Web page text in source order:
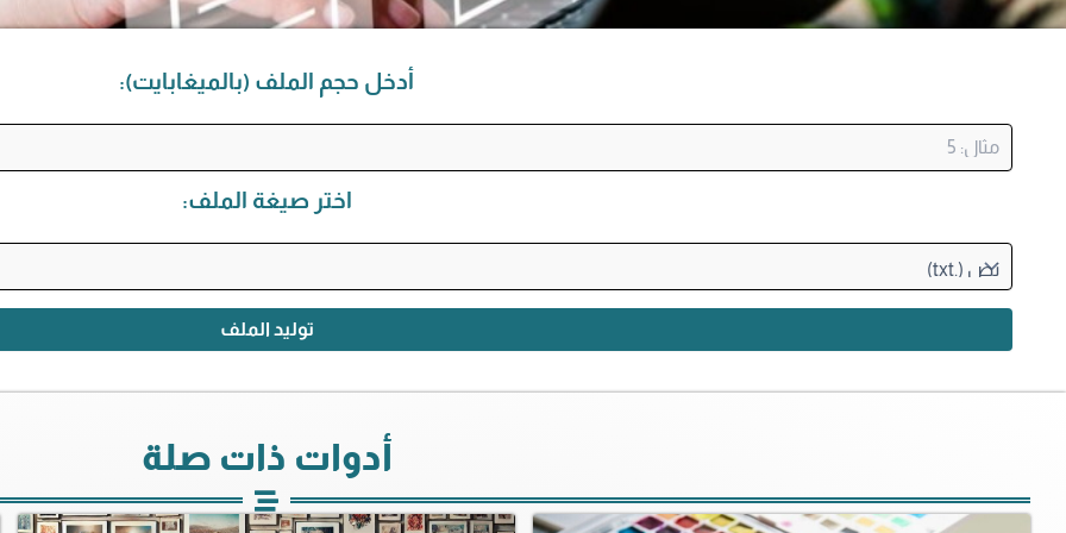
أدخل حجم الملف (بالميغابايت):
اختر صيغة الملف:
توليد الملف
أدوات ذات صلة